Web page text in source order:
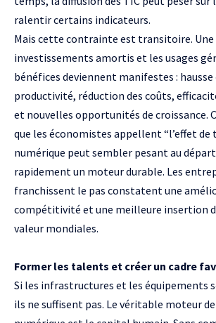
ralentir certains indicateurs.
Mais cette contrainte est transitoire. Une
investissements amortis et les usages
bénéfices deviennent manifestes : hausse
productivité, réduction des coûts,
et nouvelles opportunités de croissance.
que les économistes appellent “l’effet de
numérique peut sembler pesant au
rapidement un moteur durable. Les
franchissent le pas constatent une
compétitivité et une meilleure insertion
valeur mondiales.
Former les talents et créer un cadre
Si les infrastructures et les équipements
ils ne suffisent pas. Le véritable moteur